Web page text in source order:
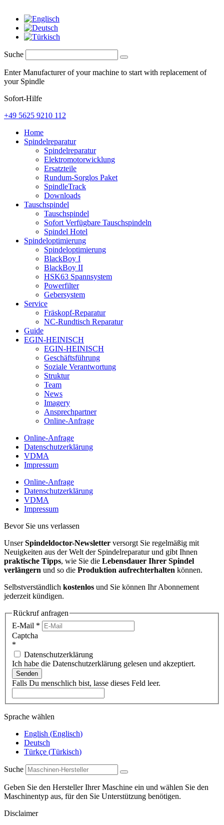
Suche
Enter Manufacturer of your machine to start with replacement of
your Spindle
Sofort-Hilfe
+49 5625 9210 112
Home
Spindelreparatur
Spindelreparatur
Elektromotorwicklung
Ersatzteile
Rundum-Sorglos Paket
SpindleTrack
Downloads
Tauschspindel
Tauschspindel
Sofort Verfügbare Tauschspindeln
Spindel Hotel
Spindeloptimierung
Spindeloptimierung
BlackBoy I
BlackBoy II
HSK63 Spannsystem
Powerfilter
Gebersystem
Service
Fräskopf-Reparatur
NC-Rundtisch Reparatur
Guide
EGIN-HEINISCH
EGIN-HEINISCH
Geschäftsführung
Soziale Verantwortung
Struktur
Team
News
Imagery
Ansprechpartner
Online-Anfrage
Online-Anfrage
Datenschutzerklärung
VDMA
Impressum
Online-Anfrage
Datenschutzerklärung
VDMA
Impressum
Bevor Sie uns verlassen
UnserSpindeldoctor-Newsletter versorgt Sie regelmäßig mit
Neuigkeiten aus der Welt der Spindelreparatur und gibt Ihnen
praktische Tipps, wie Sie die Lebensdauer Ihrer Spindel
verlängern und so die Produktion aufrechterhalten können.
Selbstverständlich kostenlos und Sie können Ihr Abonnement
jederzeit kündigen.
Rückruf anfragen
E-Mail *
Captcha
*
Datenschutzerklärung
Ich habe die Datenschutzerklärung gelesen und akzeptiert.
Senden
Falls Du menschlich bist, lasse dieses Feld leer.
Sprache wählen
English (Englisch)
Deutsch
Türkçe (Türkisch)
Suche
Geben Sie den Hersteller Ihrer Maschine ein und wählen Sie den
Maschinentyp aus, für den Sie Unterstützung benötigen.
Disclaimer